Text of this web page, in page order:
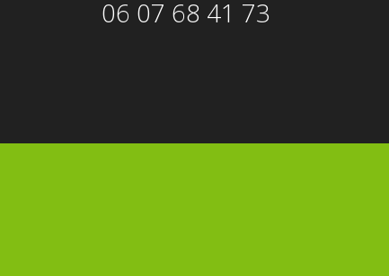
06 07 68 41 73